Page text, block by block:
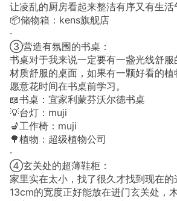
让凌乱的厨房看起来整洁有序又有生活
📦储物箱：kens旗舰店
·
③营造有氛围的书桌：
书桌对于我来说一定要有一盏光线舒
材质舒服的桌面，如果有一颗好看的
愿意花时间在书桌前学习。
📖书桌：宜家利蒙芬沃尔德书桌
💡台灯：muji
💺工作椅：muji
🌳植物：超级植物公司
·
④玄关处的超薄鞋柜：
家里实在太小，找了很久才找到现在的
13cm的宽度正好能放在进门玄关处，